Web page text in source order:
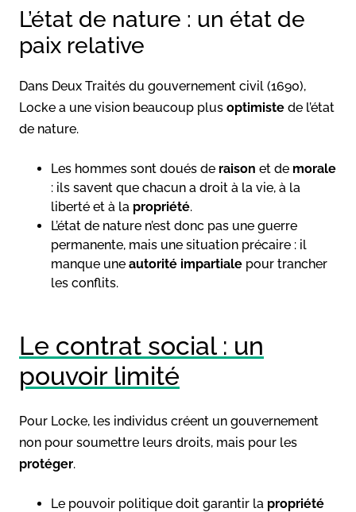
L’état de nature : un état de
paix relative
Dans Deux Traités du gouvernement civil (1690),
Locke a une vision beaucoup plus optimiste de l’état
de nature.
Les hommes sont doués de raison et de morale
: ils savent que chacun a droit à la vie, à la
liberté et à la propriété.
L’état de nature n’est donc pas une guerre
permanente, mais une situation précaire : il
manque une autorité impartiale pour trancher
les conflits.
Le contrat social : un
pouvoir limité
Pour Locke, les individus créent un gouvernement
non pour soumettre leurs droits, mais pour les
protéger.
Le pouvoir politique doit garantir la propriété